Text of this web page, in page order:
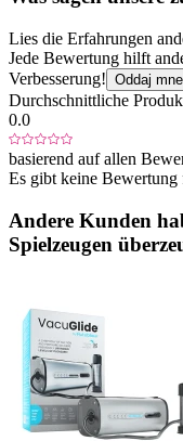
Lies die Erfahrungen
Jede Bewertung hilft
Verbesserung! Oddaj
Durchschnittliche
0.0
basierend auf allen
Es gibt keine Bewertung
Andere Kunden
Spielzeugen